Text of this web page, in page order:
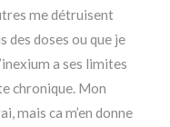
me détruisent
des doses ou que je
a ses limites
chronique. Mon
mais ca m’en donne